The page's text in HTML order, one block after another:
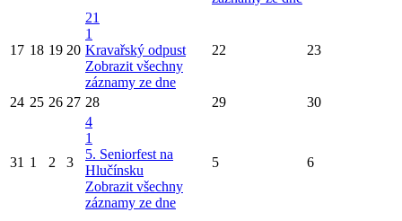
17 18 19 20
21
1
Kravařský odpust
Zobrazit všechny
záznamy ze dne
22 23
24 25 26 27 28 29 30
31 1 2 3
4
1
5. Seniorfest na
Hlučínsku
Zobrazit všechny
záznamy ze dne
5 6